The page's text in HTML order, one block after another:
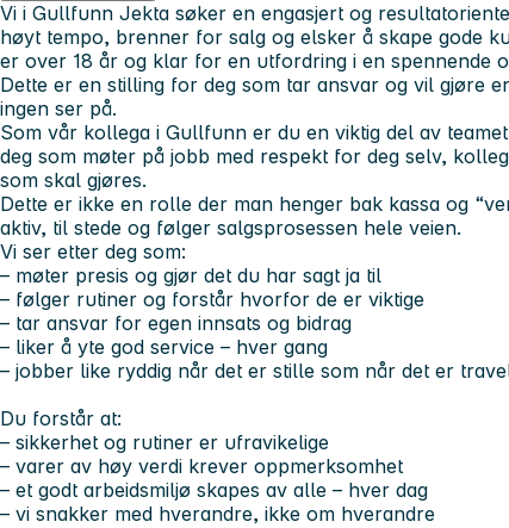
Vi i Gullfunn Jekta søker en engasjert og
høyt tempo, brenner for salg og elsker å skape gode
er over 18 år og klar for en utfordring i en spennende
Dette er en stilling for deg som tar ansvar og vil gjøre
ingen ser på.
Som vår kollega i Gullfunn er du en viktig del av
deg som møter på jobb med respekt for deg selv,
som skal gjøres.
Dette er ikke en rolle der man henger bak kassa og
aktiv, til stede og følger salgsprosessen hele veien.
Vi ser etter deg som:
– møter presis og gjør det du har sagt ja til
– følger rutiner og forstår hvorfor de er viktige
– tar ansvar for egen innsats og bidrag
– liker å yte god service – hver gang
– jobber like ryddig når det er stille som når det er
Du forstår at:
– sikkerhet og rutiner er ufravikelige
– varer av høy verdi krever oppmerksomhet
– et godt arbeidsmiljø skapes av alle – hver dag
– vi snakker med hverandre, ikke om hverandre